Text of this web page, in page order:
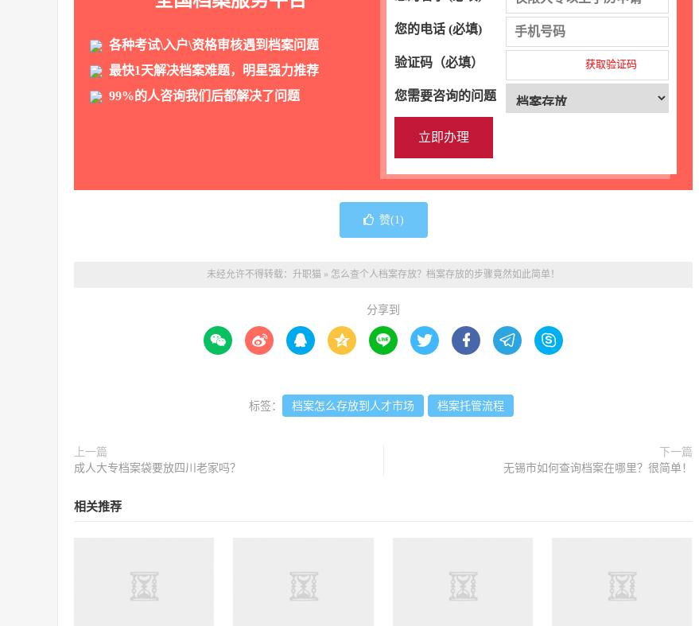
各种考试\入户\资格审核遇到档案问题
最快1天解决档案难题，明星强力推荐
99%的人咨询我们后都解决了问题
您的电话 (必填)
验证码（必填） 获取验证码
您需要咨询的问题
赞(1)
未经允许不得转载： 升职猫 » 怎么查个人档案存放？档案存放的步骤竟然如此简单！
分享到
        
标签： 档案怎么存放到人才市场 档案托管流程
上一篇
成人大专档案袋要放四川老家吗？
下一篇
无锡市如何查询档案在哪里？很简单！
相关推荐